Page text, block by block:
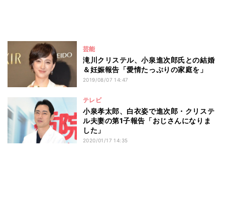
芸能
滝川クリステル、小泉進次郎氏との結婚
＆妊娠報告「愛情たっぷりの家庭を」
2019/08/07 14:47
テレビ
小泉孝太郎、白衣姿で進次郎・クリステ
ル夫妻の第1子報告「おじさんになりま
した」
2020/01/17 14:35